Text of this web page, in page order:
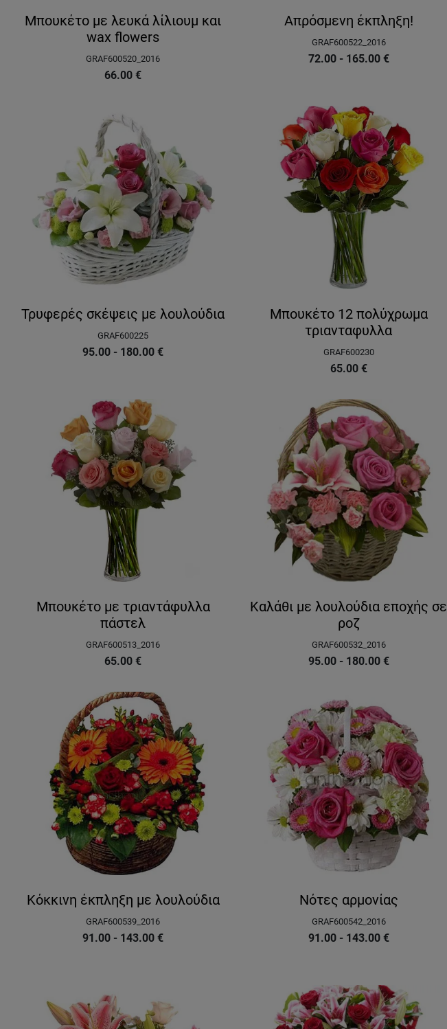
Μπουκέτο με λευκά λίλιουμ και
wax flowers
GRAF600520_2016
66.00 €
Aπρόσμενη έκπληξη!
GRAF600522_2016
72.00 - 165.00 €
Τρυφερές σκέψεις με λουλούδια
GRAF600225
95.00 - 180.00€
Μπουκέτο 12 πολύχρωμα
τριανταφυλλα
GRAF600230
65.00 €
Μπουκέτο με τριαντάφυλλα
πάστελ
GRAF600513_2016
65.00 €
Καλάθι με λουλούδια εποχής σε
ροζ
GRAF600532_2016
95.00 - 180.00 €
Κόκκινη έκπληξη με λουλούδια
GRAF600539_2016
91.00 - 143.00€
Νότες αρμονίας
GRAF600542_2016
91.00 - 143.00 €